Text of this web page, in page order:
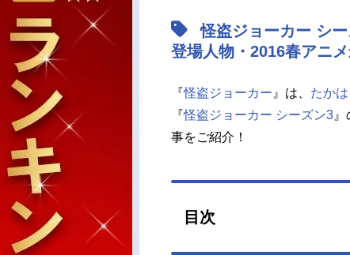
声優記事一覧
怪盗ジョーカー シ
登場人物・2016春アニ
『怪盗ジョーカー 』は、 たか
『怪盗ジョーカー シーズン3
事をご紹介！
目次